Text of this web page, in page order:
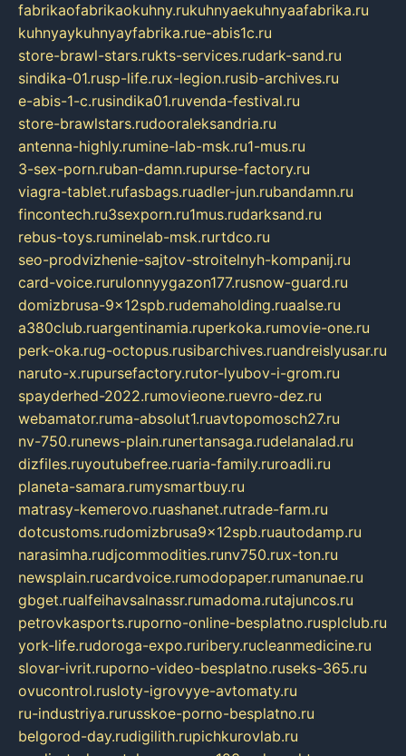
fabrikaofabrikaokuhny.rukuhnyaekuhnyaafabrika.ru
kuhnyaykuhnyayfabrika.rue-abis1c.ru
store-brawl-stars.rukts-services.rudark-sand.ru
sindika-01.rusp-life.rux-legion.rusib-archives.ru
e-abis-1-c.rusindika01.ruvenda-festival.ru
store-brawlstars.rudooraleksandria.ru
antenna-highly.rumine-lab-msk.ru1-mus.ru
3-sex-porn.ruban-damn.rupurse-factory.ru
viagra-tablet.rufasbags.ruadler-jun.rubandamn.ru
fincontech.ru3sexporn.ru1mus.rudarksand.ru
rebus-toys.ruminelab-msk.rurtdco.ru
seo-prodvizhenie-sajtov-stroitelnyh-kompanij.ru
card-voice.rurulonnyygazon177.rusnow-guard.ru
domizbrusa-9x12spb.rudemaholding.ruaalse.ru
a380club.ruargentinamia.ruperkoka.rumovie-one.ru
perk-oka.rug-octopus.rusibarchives.ruandreislyusar.ru
naruto-x.rupursefactory.rutor-lyubov-i-grom.ru
spayderhed-2022.rumovieone.ruevro-dez.ru
webamator.ruma-absolut1.ruavtopomosch27.ru
nv-750.runews-plain.runertansaga.rudelanalad.ru
dizfiles.ruyoutubefree.ruaria-family.ruroadli.ru
planeta-samara.rumysmartbuy.ru
matrasy-kemerovo.ruashanet.rutrade-farm.ru
dotcustoms.rudomizbrusa9x12spb.ruautodamp.ru
narasimha.rudjcommodities.runv750.rux-ton.ru
newsplain.rucardvoice.rumodopaper.rumanunae.ru
gbget.rualfeihavsalnassr.rumadoma.rutajuncos.ru
petrovkasports.ruporno-online-besplatno.rusplclub.ru
york-life.rudoroga-expo.ruribery.rucleanmedicine.ru
slovar-ivrit.ruporno-video-besplatno.ruseks-365.ru
ovucontrol.rusloty-igrovyye-avtomaty.ru
ru-industriya.rurusskoe-porno-besplatno.ru
belgorod-day.rudigilith.rupichkurovlab.ru